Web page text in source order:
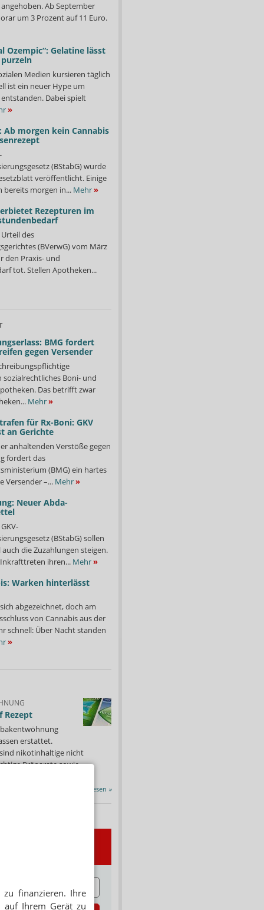
finanzieren. Ihre
auf Ihrem Gerät zu
Ab September
um 3 Prozent auf 11 Euro.
Ozempic“: Gelatine lässt
Medien kursieren täglich
ist ein neuer Hype um
Dabei spielt
»
Ab morgen kein Cannabis
(BStabG) wurde
veröffentlicht. Einige
bereits morgen in... Mehr»
Rezepturen im
des
(BVerwG) vom März
den Praxis- und
tot. Stellen Apotheken...
BMG fordert
gegen Versender
Boni- und
Das betrifft zwar
Mehr»
für Rx-Boni: GKV
an Gerichte
anhaltenden Verstöße gegen
fordert das
(BMG) ein hartes
Versender –... Mehr»
Neuer Abda-
(BStabG) sollen
auch die Zuzahlungen steigen.
ihren... Mehr»
Warken hinterlässt
abgezeichnet, doch am
von Cannabis aus der
schnell: Über Nacht standen
»
Rezept
erstattet.
nikotinhaltige nicht
Präparate sowie...
Alle Porträts lesen »